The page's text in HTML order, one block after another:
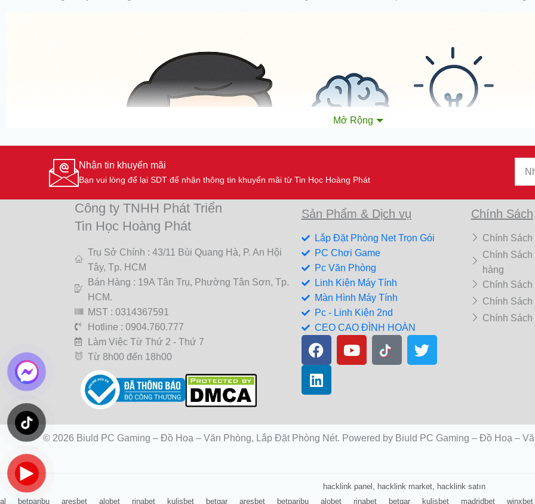
Mở Rộng
Nhận tin khuyến mãi
Bạn vui lòng để lại SDT để nhận thông tin khuyến mãi từ Tin Học Hoàng Phát
Công ty TNHH Phát Triển
Tin Học Hoàng Phát
Trụ Sở Chính : 43/11 Bùi Quang Hà, P. An Hội
Tây, Tp. HCM
Bán Hàng : 19A Tân Trụ, Phường Tân Sơn, Tp.
HCM.
MST : 0314367591
Hotline : 0904.760.777
Làm Việc Từ Thứ 2 - Thứ 7
Từ 8h00 đến 18h00
Sản Phẩm & Dịch vụ
Lắp Đặt Phòng Net Trọn Gói
PC Chơi Game
Pc Văn Phòng
Linh Kiện Máy Tính
Màn Hình Máy Tính
Pc - Linh Kiện 2nd
CEO CAO ĐÌNH HOÀN
F
a
c
e
o
k
Y
o
T
w
r
L
i
n
k
n
Chính Sách
Chính Sách
Chính Sách
hàng
Chính Sách
Chính Sách
Chính Sách
© 2026 Biuld PC Gaming – Đồ Hoạ – Văn Phòng, Lắp Đặt Phòng Nét. Powered by Biuld PC Gaming – Đồ Hoạ –
hacklink panel, hacklink market, hacklink satın
al
betparibu aresbet alobet rinabet kulisbet betgar aresbet betparibu alobet rinabet betgar kulisbet madridbet winxbet